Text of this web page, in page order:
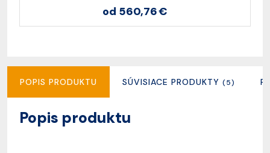
od 560,76 €
POPIS PRODUKTU SÚVISIACE PRODUKTY (5)
Popis produktu